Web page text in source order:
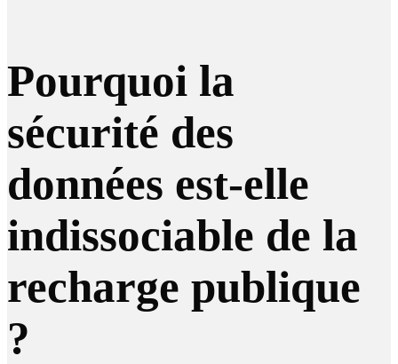
Pourquoi la
sécurité des
données est-elle
indissociable de la
recharge publique
?